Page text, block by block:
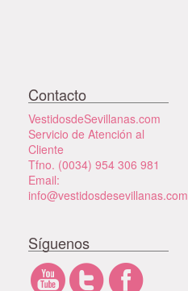
Contacto
VestidosdeSevillanas.com
Servicio de Atención al
Cliente
Tfno. (0034) 954 306 981
Email:
info@vestidosdesevillanas.com
Síguenos